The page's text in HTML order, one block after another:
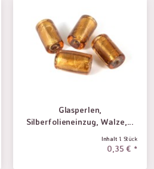
Glasperlen,
Silberfolieneinzug, Walze,...
Inhalt 1 Stück
0,35 € *